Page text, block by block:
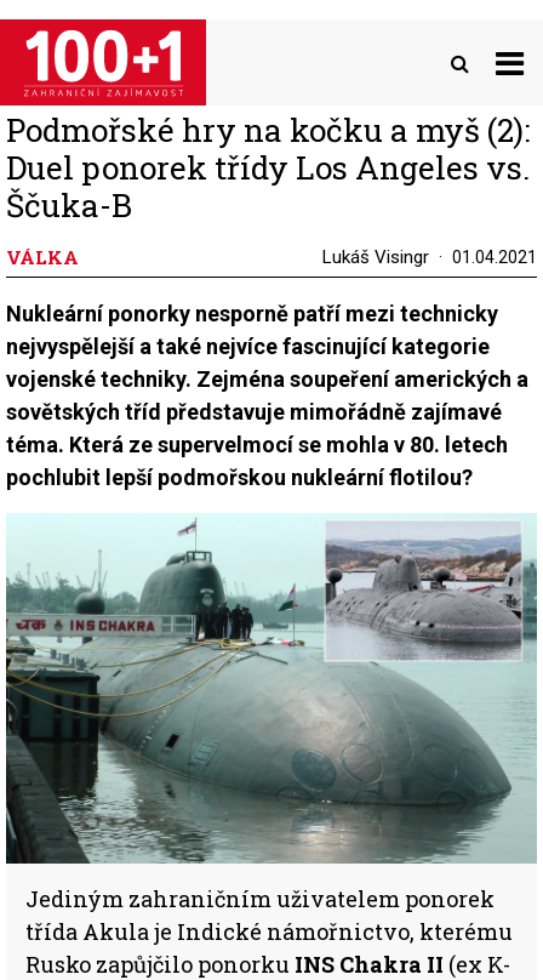
Přejít
hlavnímu
obsahu
Podmořské hry na kočku a myš (2):
Duel ponorek třídy Los Angeles vs.
Ščuka-B
VÁLKA Lukáš Visingr 01.04.2021
Nukleární ponorky nesporně patří mezi technicky
nejvyspělejší a také nejvíce fascinující kategorie
vojenské techniky. Zejména soupeření amerických a
sovětských tříd představuje mimořádně zajímavé
téma. Která ze supervelmocí se mohla v 80. letech
pochlubit lepší podmořskou nukleární flotilou?
Jediným zahraničním uživatelem ponorek
třída Akula je Indické námořnictvo, kterému
Rusko zapůjčilo ponorku INS Chakra II (ex K-